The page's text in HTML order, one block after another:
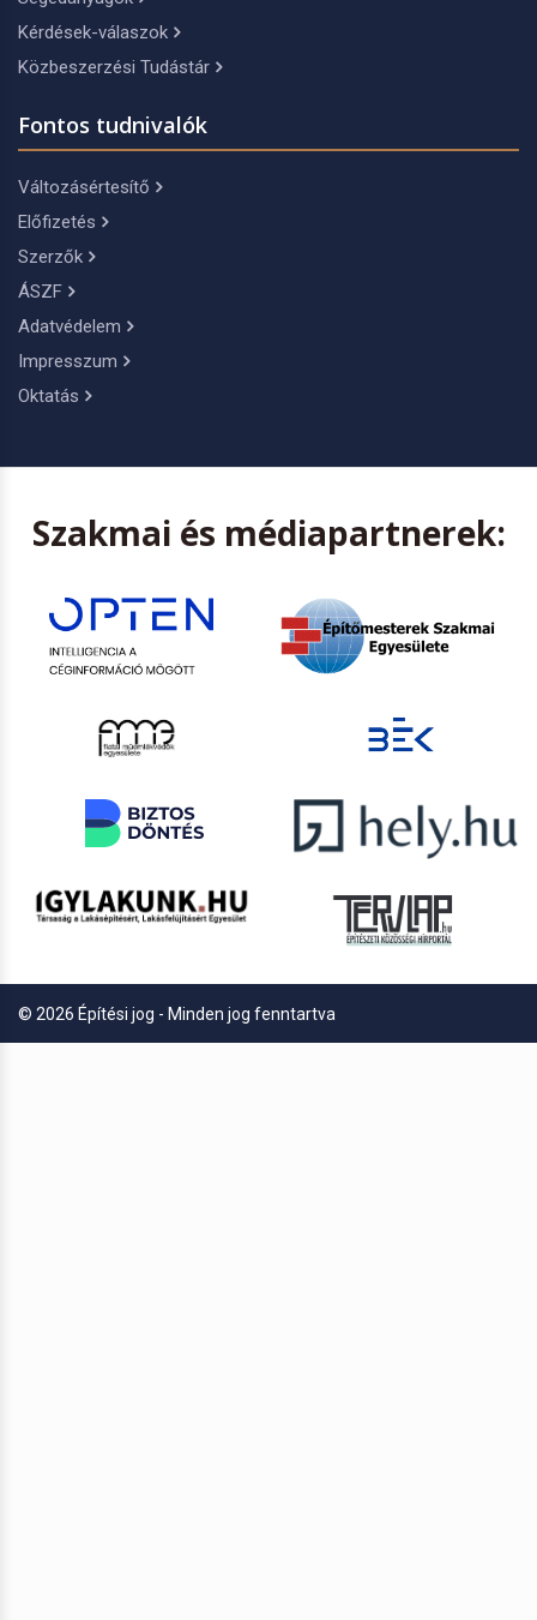
Kérdések-válaszok
Közbeszerzési Tudástár
Fontos tudnivalók
Változásértesítő
Előfizetés
Szerzők
ÁSZF
Adatvédelem
Impresszum
Oktatás
Szakmai és médiapartnerek:
© 2026 Építési jog - Minden jog fenntartva